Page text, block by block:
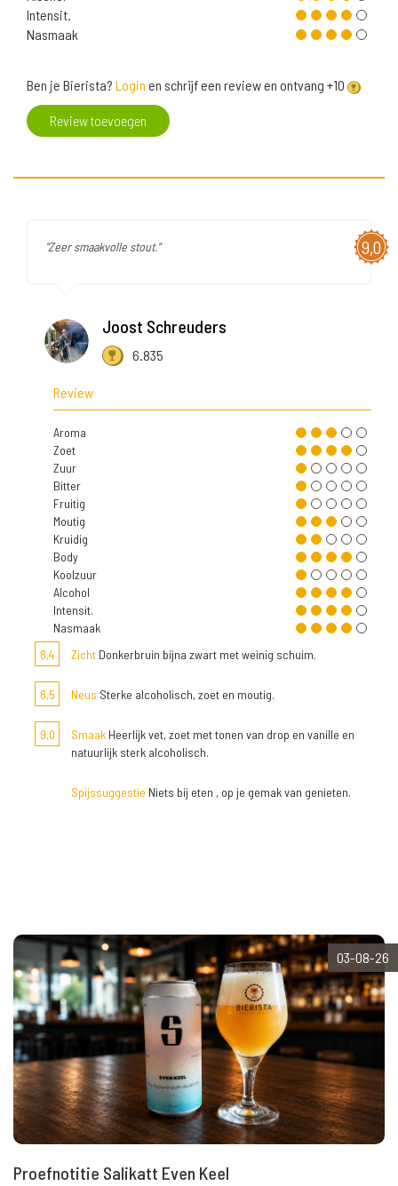
Intensit.
Nasmaak
Ben je Bierista? Login en schrijf een review en ontvang +10
Review toevoegen
9,0
"Zeer smaakvolle stout."
Joost Schreuders
6.835
Review
Aroma
Zoet
Zuur
Bitter
Fruitig
Moutig
Kruidig
Body
Koolzuur
Alcohol
Intensit.
Nasmaak
8,4
Zicht Donkerbruin bijna zwart met weinig schuim.
8,5 Neus Sterke alcoholisch, zoet en moutig.
9,0 Smaak Heerlijk vet, zoet met tonen van drop en vanille en
natuurlijk sterk alcoholisch.
Spijssuggestie Niets bij eten , op je gemak van genieten.
03-08-26
Proefnotitie Salikatt Even Keel